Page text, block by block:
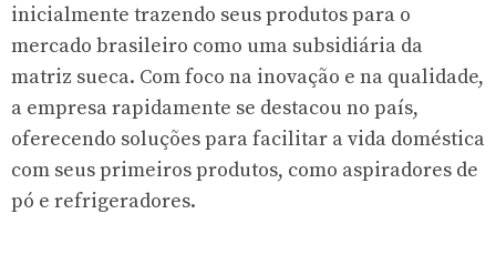
inicialmente trazendo seus produtos para o
mercado brasileiro como uma subsidiária da
matriz sueca. Com foco na inovação e na qualidade,
a empresa rapidamente se destacou no país,
oferecendo soluções para facilitar a vida doméstica
com seus primeiros produtos, como aspiradores de
pó e refrigeradores.